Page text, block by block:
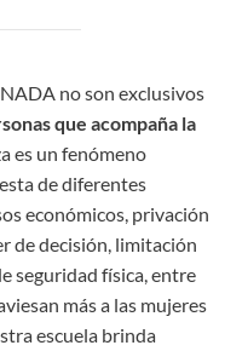
no son exclusivos
que acompaña la
es un fenómeno
de diferentes
económicos, privación
de decisión, limitación
seguridad física, entre
más a las mujeres
escuela brinda